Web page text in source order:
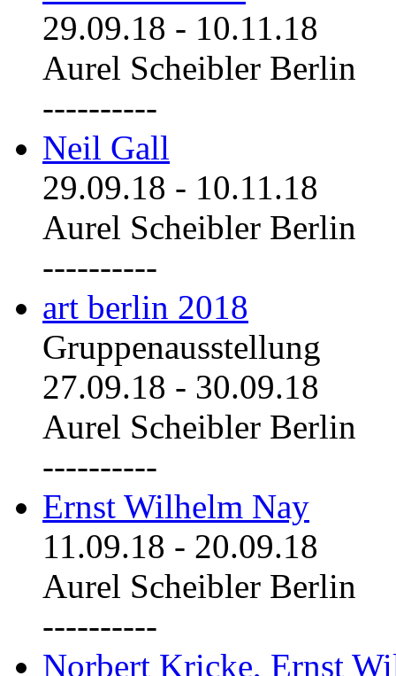
29.09.18 - 10.11.18
Aurel Scheibler Berlin
----------
Neil Gall
29.09.18 - 10.11.18
Aurel Scheibler Berlin
----------
art berlin 2018
Gruppenausstellung
27.09.18 - 30.09.18
Aurel Scheibler Berlin
----------
Ernst Wilhelm Nay
11.09.18 - 20.09.18
Aurel Scheibler Berlin
----------
Norbert Kricke, Ernst